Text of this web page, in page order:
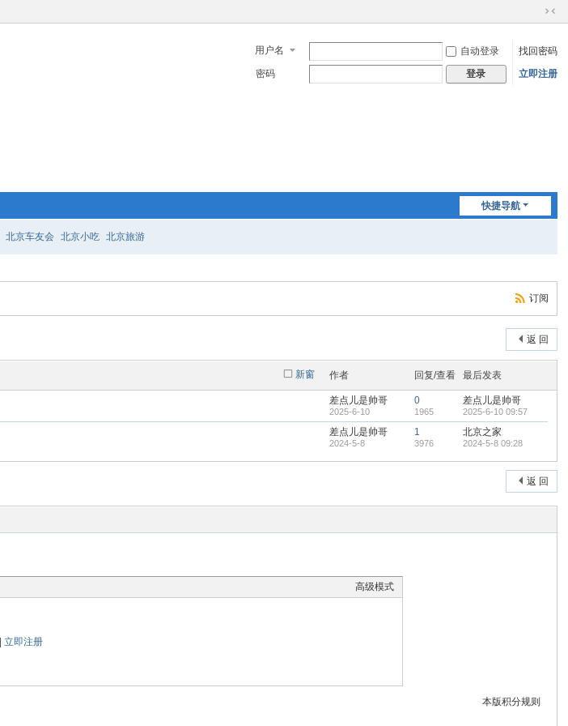
切
到
窄
用户名 自动登录
找回密码
密码
登录 立即注册
快捷导航
北京车友会 北京小吃 北京旅游
订阅
返 回
新窗 作者 回复/查看 最后发表
差点儿是帅哥
2025-6-10
0
1965
差点儿是帅哥
2025-6-10 09:57
差点儿是帅哥
2024-5-8
1
3976
北京之家
2024-5-8 09:28
返 回
高级模式
立即注册
本版积分规则